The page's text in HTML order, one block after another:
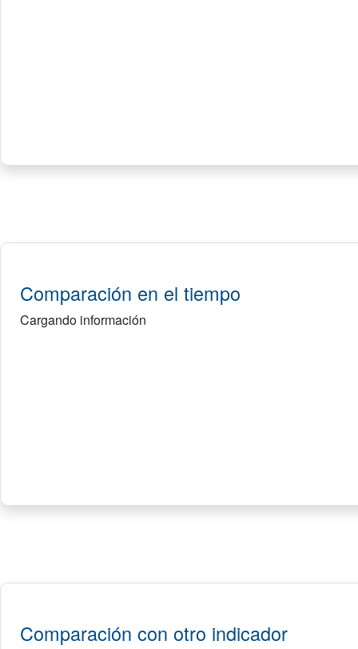
Comparación en el tiempo
Cargando información
Comparación con otro indicador